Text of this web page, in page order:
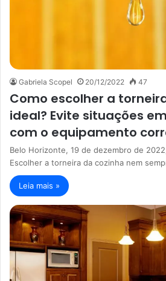
Gabriela Scopel 20/12/2022 47
Como escolher a
ideal? Evite situações
com o equipamento
Belo Horizonte, 19 de dezembro de
Escolher a torneira da cozinha nem
Leia mais »